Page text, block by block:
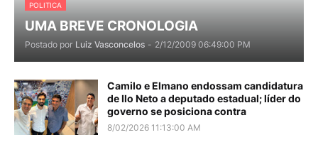
POLITICA
UMA BREVE CRONOLOGIA
Postado por Luiz Vasconcelos - 2/12/2009 06:49:00 PM
Camilo e Elmano endossam candidatura
de Ilo Neto a deputado estadual; líder do
governo se posiciona contra
8/02/2026 11:13:00 AM